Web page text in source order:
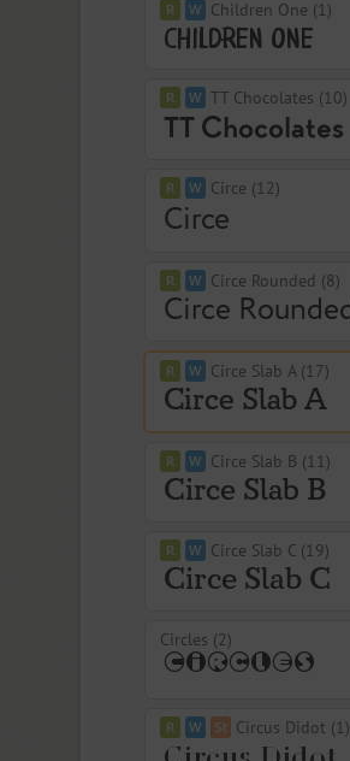
Children One (1)
TT Chocolates (10)
Circe (12)
Circe Rounded (8)
Circe Slab A (17)
Circe Slab B (11)
Circe Slab C (19)
Circles (2)
Circus Didot (1)